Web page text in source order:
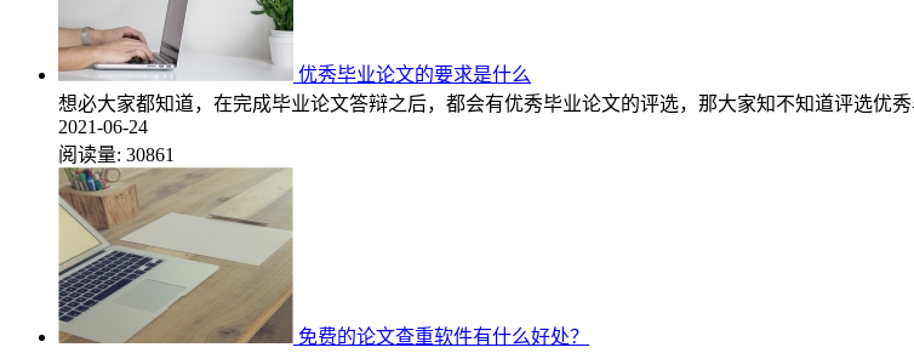
优秀毕业论文的要求是什么
想必大家都知道，在完成毕业论文答辩之后，都会有优秀毕业论文的评选，那大家知不知道评选优
2021-06-24
阅读量: 30861
免费的论文查重软件有什么好处？